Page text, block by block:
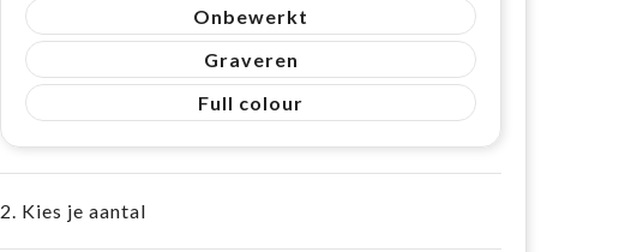
Onbewerkt
Graveren
Full colour
2. Kies je aantal